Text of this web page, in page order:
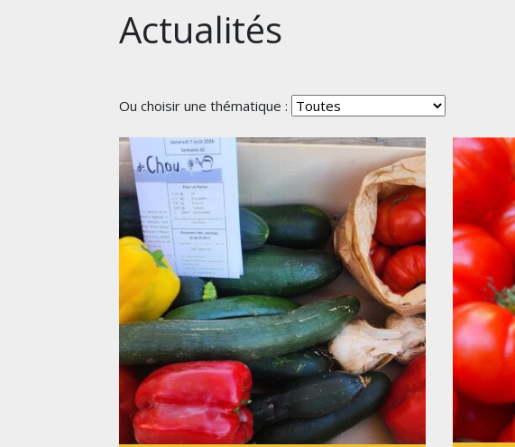
Actualités
Ou choisir une thématique :